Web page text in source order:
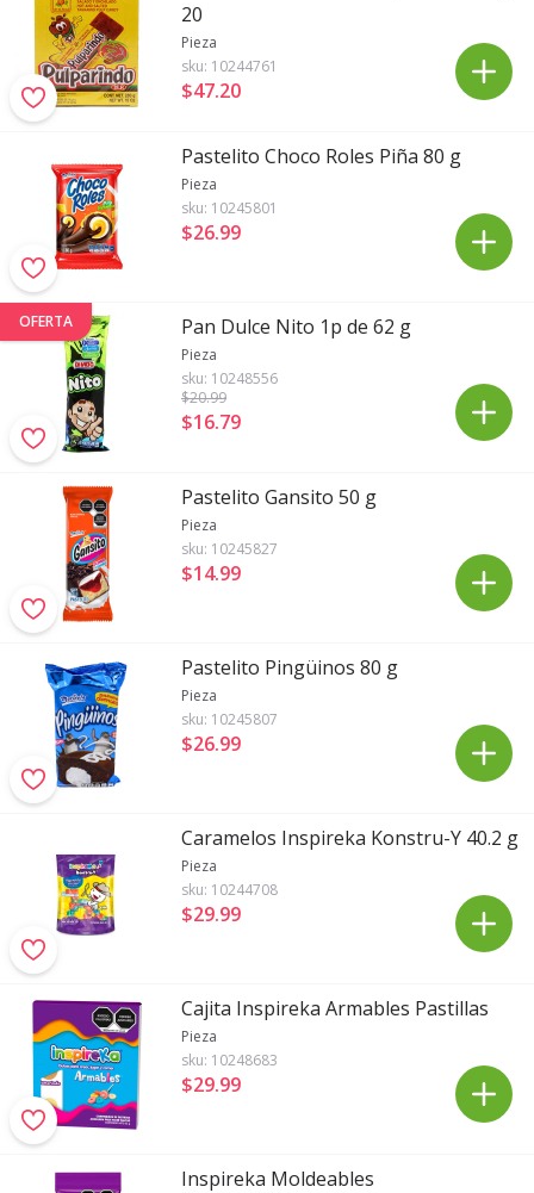
20
Pieza
sku: 10244761
$47.20
Pastelito Choco Roles Piña 80 g
Pieza
sku: 10245801
$26.99
OFERTA Pan Dulce Nito 1p de 62 g
Pieza
sku: 10248556
$20.99
$16.79
Pastelito Gansito 50 g
Pieza
sku: 10245827
$14.99
Pastelito Pingüinos 80 g
Pieza
sku: 10245807
$26.99
Caramelos Inspireka Konstru-Y 40.2 g
Pieza
sku: 10244708
$29.99
Cajita Inspireka Armables Pastillas
Pieza
sku: 10248683
$29.99
Inspireka Moldeables